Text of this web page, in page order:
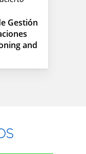
Gestión
and